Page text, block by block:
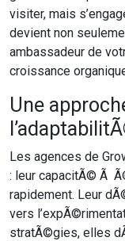
visiter, mais
devient non
ambassadeur de
croissance
Une
Les agences de
: leur capacitÃ© Ã
rapidement. Leur
vers
stratÃ©gies, elles